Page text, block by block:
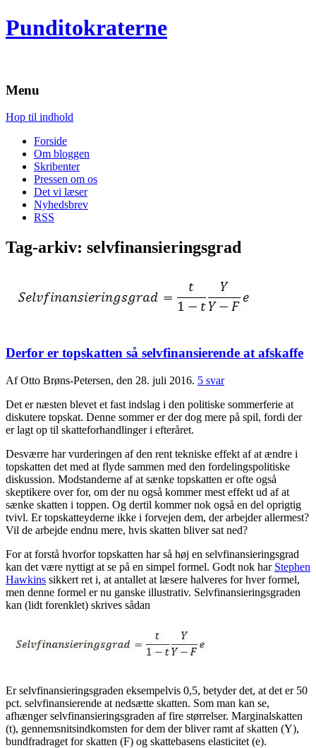
Punditokraterne
Menu
Hop til indhold
Forside
Om bloggen
Skribenter
Pressen om os
Det vi læser
Nyhedsbrev
RSS
Tag-arkiv: selvfinansieringsgrad
Derfor er topskatten så selvfinansierende at afskaffe
Af Otto Brøns-Petersen, den 28. juli 2016. 5 svar
Det er næsten blevet et fast indslag i den politiske sommerferie at
diskutere topskat. Denne sommer er der dog mere på spil, fordi der
er lagt op til skatteforhandlinger i efteråret.
Desværre har vurderingen af den rent tekniske effekt af at ændre i
topskatten det med at flyde sammen med den fordelingspolitiske
diskussion. Modstanderne af at sænke topskatten er ofte også
skeptikere over for, om der nu også kommer mest effekt ud af at
sænke skatten i toppen. Og dertil kommer nok også en del oprigtig
tvivl. Er topskatteyderne ikke i forvejen dem, der arbejder allermest?
Vil de arbejde endnu mere, hvis skatten bliver sat ned?
For at forstå hvorfor topskatten har så høj en selvfinansieringsgrad
kan det være nyttigt at se på en simpel formel. Godt nok har Stephen
Hawkins sikkert ret i, at antallet at læsere halveres for hver formel,
men denne formel er nu ganske illustrativ. Selvfinansieringsgraden
kan (lidt forenklet) skrives sådan
Er selvfinansieringsgraden eksempelvis 0,5, betyder det, at det er 50
pct. selvfinansierende at nedsætte skatten. Som man kan se,
afhænger selvfinansieringsgraden af fire størrelser. Marginalskatten
(t), gennemsnitsindkomsten for dem der bliver ramt af skatten (Y),
bundfradraget for skatten (F) og skattebasens elasticitet (e).